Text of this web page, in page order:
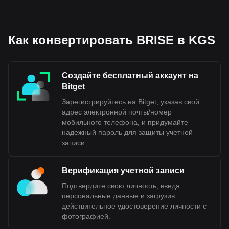
Как конвертировать BRISE в KGS
Создайте бесплатный аккаунт на
Bitget
Зарегистрируйтесь на Bitget, указав свой
адрес электронной почты/номер
мобильного телефона, и придумайте
надежный пароль для защиты учетной
записи.
Верификация учетной записи
Подтвердите свою личность, введя
персональные данные и загрузив
действительное удостоверение личности с
фотографией.